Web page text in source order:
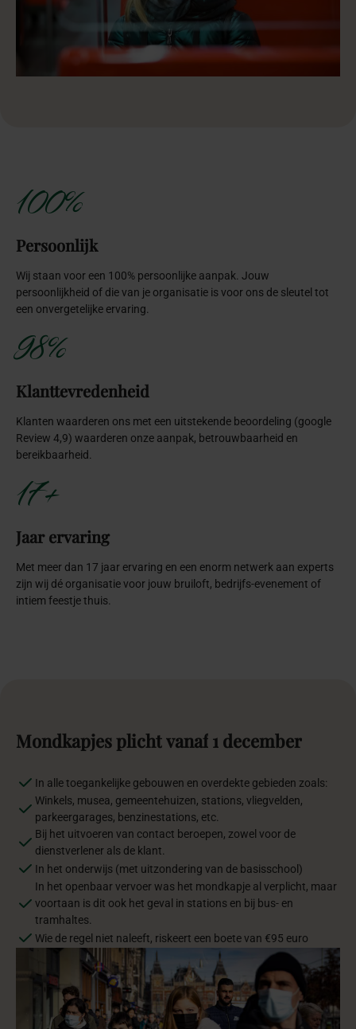
100%
Persoonlijk
Wij staan voor een 100% persoonlijke aanpak. Jouw
persoonlijkheid of die van je organisatie is voor ons de sleutel tot
een onvergetelijke ervaring.
98%
Klanttevredenheid
Klanten waarderen ons met een uitstekende beoordeling (google
Review 4,9) waarderen onze aanpak, betrouwbaarheid en
bereikbaarheid.
17+
Jaar ervaring
Met meer dan 17 jaar ervaring en een enorm netwerk aan experts
zijn wij dé organisatie voor jouw bruiloft, bedrijfs-evenement of
intiem feestje thuis.
Mondkapjesplichtvanaf 1 december
In alle toegankelijke gebouwen en overdekte gebieden zoals:
Winkels, musea, gemeentehuizen, stations, vliegvelden,
parkeergarages, benzinestations, etc.
Bij het uitvoeren van contact beroepen, zowel voor de
dienstverlener als de klant.
In het onderwijs (met uitzondering van de basisschool)
In het openbaar vervoer was het mondkapje al verplicht, maar
voortaan is dit ook het geval in stations en bij bus- en
tramhaltes.
Wie de regel niet naleeft, riskeert een boete van €95 euro